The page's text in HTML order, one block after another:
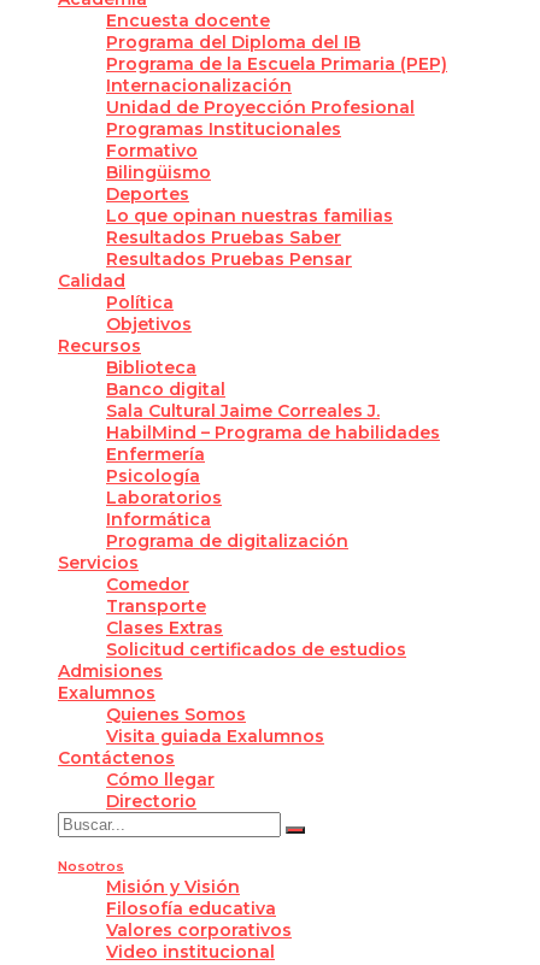
Encuesta docente
Programa del Diploma del IB
Programa de la Escuela Primaria (PEP)
Internacionalización
Unidad de Proyección Profesional
Programas Institucionales
Formativo
Bilingüismo
Deportes
Lo que opinan nuestras familias
Resultados Pruebas Saber
Resultados Pruebas Pensar
Calidad
Política
Objetivos
Recursos
Biblioteca
Banco digital
Sala Cultural Jaime Correales J.
HabilMind – Programa de habilidades
Enfermería
Psicología
Laboratorios
Informática
Programa de digitalización
Servicios
Comedor
Transporte
Clases Extras
Solicitud certificados de estudios
Admisiones
Exalumnos
Quienes Somos
Visita guiada Exalumnos
Contáctenos
Cómo llegar
Directorio
Nosotros
Misión y Visión
Filosofía educativa
Valores corporativos
Video institucional